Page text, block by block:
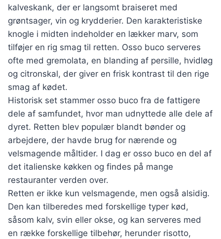
kalveskank, der er langsomt braiseret med
grøntsager, vin og krydderier. Den karakteristiske
knogle i midten indeholder en lækker marv, som
tilføjer en rig smag til retten. Osso buco serveres
ofte med gremolata, en blanding af persille, hvidløg
og citronskal, der giver en frisk kontrast til den rige
smag af kødet.
Historisk set stammer osso buco fra de fattigere
dele af samfundet, hvor man udnyttede alle dele af
dyret. Retten blev populær blandt bønder og
arbejdere, der havde brug for nærende og
velsmagende måltider. I dag er osso buco en del af
det italienske køkken og findes på mange
restauranter verden over.
Retten er ikke kun velsmagende, men også alsidig.
Den kan tilberedes med forskellige typer kød,
såsom kalv, svin eller okse, og kan serveres med
en række forskellige tilbehør, herunder risotto,